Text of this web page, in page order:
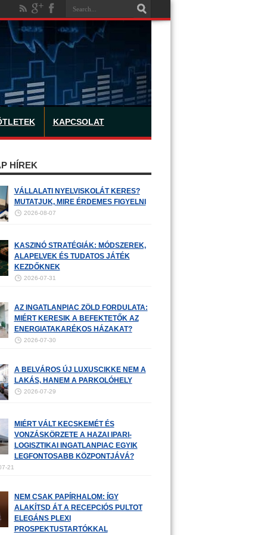
KAPCSOLAT
HÍREK
VÁLLALATI NYELVISKOLÁT KERES?
MUTATJUK, MIRE ÉRDEMES FIGYELNI
2026-08-07
KASZINÓ STRATÉGIÁK: MÓDSZEREK,
ALAPELVEK ÉS TUDATOS JÁTÉK
KEZDŐKNEK
2026-07-31
AZ INGATLANPIAC ZÖLD FORDULATA:
MIÉRT KERESIK A BEFEKTETŐK AZ
ENERGIATAKARÉKOS HÁZAKAT?
2026-07-30
A BELVÁROS ÚJ LUXUSCIKKE NEM A
LAKÁS, HANEM A PARKOLÓHELY
2026-07-29
MIÉRT VÁLT KECSKEMÉT ÉS
VONZÁSKÖRZETE A HAZAI IPARI-
LOGISZTIKAI INGATLANPIAC EGYIK
LEGFONTOSABB KÖZPONTJÁVÁ?
21
NEM CSAK PAPÍRHALOM: ÍGY
ALAKÍTSD ÁT A RECEPCIÓS PULTOT
ELEGÁNS PLEXI
PROSPEKTUSTARTÓKKAL